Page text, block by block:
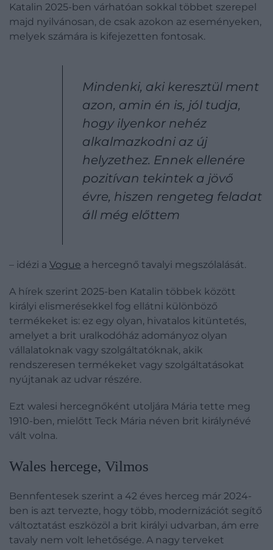
Katalin 2025-ben várhatóan sokkal többet szerepel
majd nyilvánosan, de csak azokon az eseményeken,
melyek számára is kifejezetten fontosak.
Mindenki, aki keresztül ment
azon, amin én is, jól tudja,
hogy ilyenkor nehéz
alkalmazkodni az új
helyzethez. Ennek ellenére
pozitívan tekintek a jövő
évre, hiszen rengeteg feladat
áll még előttem
– idézi a Vogue a hercegnő tavalyi megszólalását.
A hírek szerint 2025-ben Katalin többek között
királyi elismerésekkel fog ellátni különböző
termékeket is: ez egy olyan, hivatalos kitüntetés,
amelyet a brit uralkodóház adományoz olyan
vállalatoknak vagy szolgáltatóknak, akik
rendszeresen termékeket vagy szolgáltatásokat
nyújtanak az udvar részére.
Ezt walesi hercegnőként utoljára Mária tette meg
1910-ben, mielőtt Teck Mária néven brit királynévé
vált volna.
​Wales hercege, Vilmos
Bennfentesek szerint a 42 éves herceg már 2024-
ben is azt tervezte, hogy több, modernizációt segítő
változtatást eszközöl a brit királyi udvarban, ám erre
tavaly nem volt lehetősége. A nagy terveket